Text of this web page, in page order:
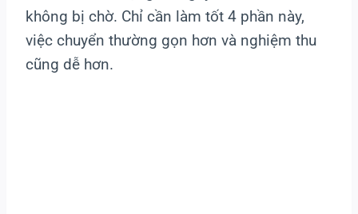
không bị chờ. Chỉ cần làm tốt 4 phần này,
việc chuyển thường gọn hơn và nghiệm thu
cũng dễ hơn.